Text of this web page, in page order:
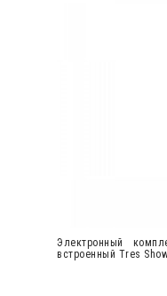
Электронный
встроенный Tres